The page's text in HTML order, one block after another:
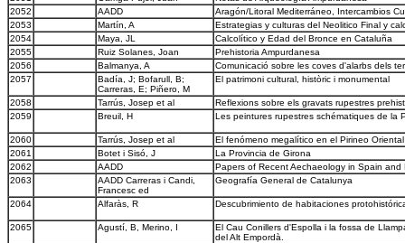
2052
AADD
Aragón/Litoral Mediterráneo, Intercambios
2053
Martín, A
Estrategias y culturas del Neolitico Final y
2054
Maya, JL
Calcolítico y Edad del Bronce en Cataluña
2055
Ruiz Solanes, Joan
Prehistoria Ampurdanesa
2056
Balmanya, A
Comunicació sobre les coves d'alarbs dels
2057
Badía, J; Bofarull, B;
Carreras, E; Piñero, M
El patrimoni cultural, històric i monumental
2058 Tarrús, Josep et al
Reflexions sobre els gravats rupestres
2059
Breuil, H Les peintures rupestres schématiques de la
2060 Tarrús, Josep et al
El fenómeno megalítico en el Pirineo
2061
Botet i Sisó, J
La Provincia de Girona
2062
AADD
Papers of Recent Aechaeology in Spain and
2063
AADD Carreras i Candi,
Francesc ed
Geografía General de Catalunya
2064 Alfaràs, R Descubrimiento de habitaciones
2065 Agustí, B, Merino, I
El Cau Conillers d'Espolla i la fossa de
del Alt Empordà.